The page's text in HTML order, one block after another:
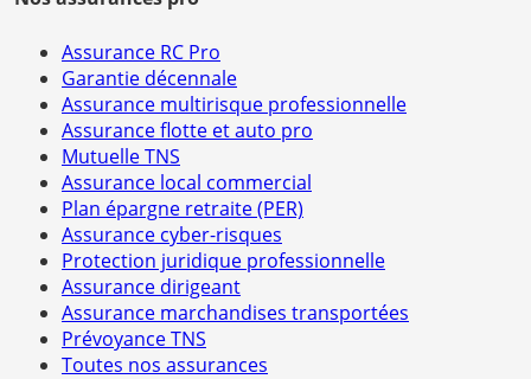
Assurance RC Pro
Garantie décennale
Assurance multirisque professionnelle
Assurance flotte et auto pro
Mutuelle TNS
Assurance local commercial
Plan épargne retraite (PER)
Assurance cyber-risques
Protection juridique professionnelle
Assurance dirigeant
Assurance marchandises transportées
Prévoyance TNS
Toutes nos assurances